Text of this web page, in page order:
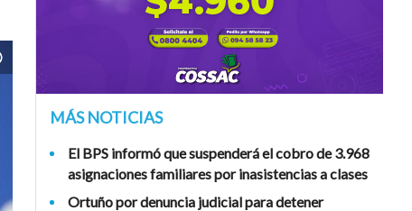
MÁS NOTICIAS
El BPS informó que suspenderá el cobro de 3.968
asignaciones familiares por inasistencias a clases
Ortuño por denuncia judicial para detener